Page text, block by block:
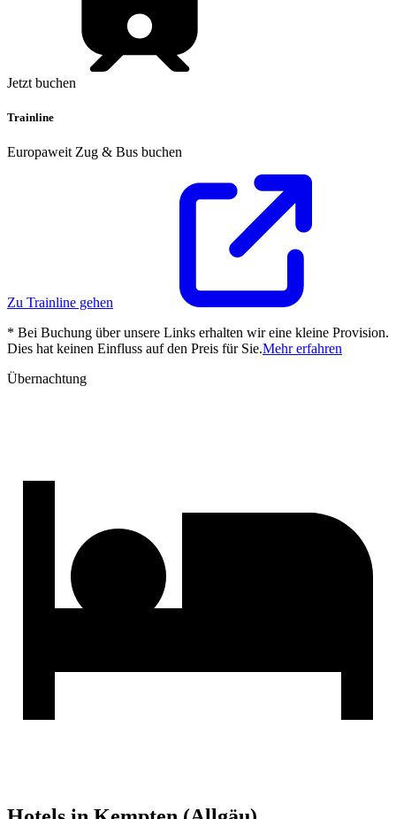
Jetzt buchen
Trainline
Europaweit Zug & Bus buchen
Zu Trainline gehen
* Bei Buchung über unsere Links erhalten wir eine kleine Provision.
Dies hat keinen Einfluss auf den Preis für Sie.Mehr erfahren
Übernachtung